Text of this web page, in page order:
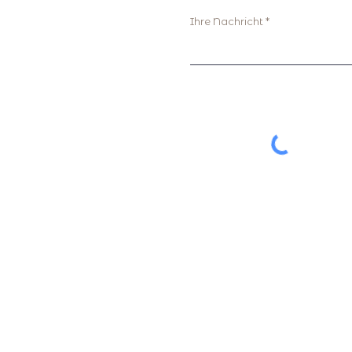
Ihre Nachricht